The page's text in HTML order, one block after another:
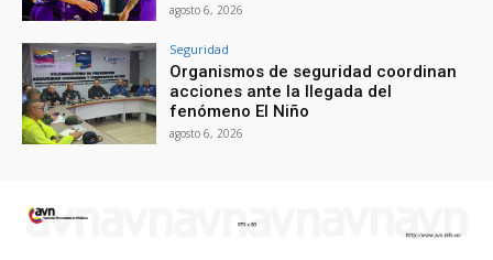
agosto 6, 2026
Seguridad
Organismos de seguridad coordinan
acciones ante la llegada del
fenómeno El Niño
agosto 6, 2026